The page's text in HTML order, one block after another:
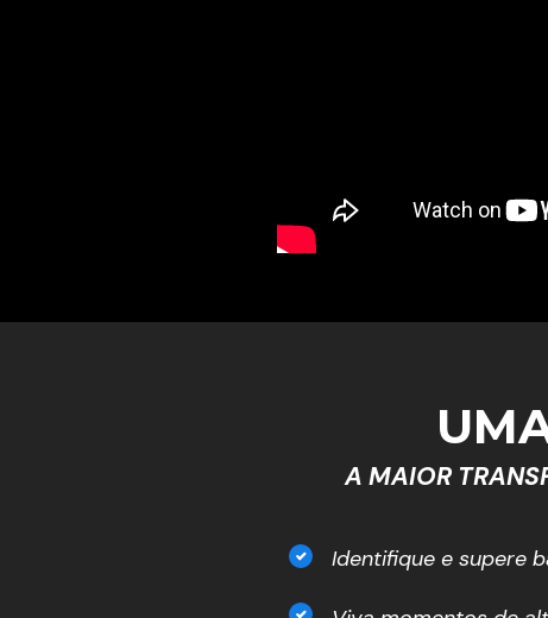
A MAIOR
Identifique e supere